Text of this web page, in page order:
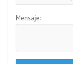
Mensaje: